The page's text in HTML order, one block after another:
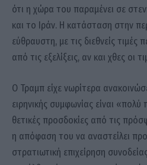
ότι η χώρα του παραμένει σε
και το Ιράν. Η κατάσταση στην
εύθραυστη, με τις διεθνείς τιμές
από τις εξελίξεις, αν και χθες
Ο Τραμπ είχε νωρίτερα
ειρηνικής συμφωνίας είναι «πολύ
θετικές προσδοκίες από τις
η απόφαση του να αναστείλει
στρατιωτική επιχείρηση